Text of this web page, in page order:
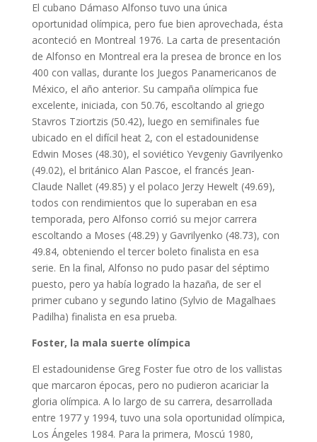
El cubano Dámaso Alfonso tuvo una única
oportunidad olímpica, pero fue bien aprovechada, ésta
aconteció en Montreal 1976. La carta de presentación
de Alfonso en Montreal era la presea de bronce en los
400 con vallas, durante los Juegos Panamericanos de
México, el año anterior. Su campaña olímpica fue
excelente, iniciada, con 50.76, escoltando al griego
Stavros Tziortzis (50.42), luego en semifinales fue
ubicado en el difícil heat 2, con el estadounidense
Edwin Moses (48.30), el soviético Yevgeniy Gavrilyenko
(49.02), el británico Alan Pascoe, el francés Jean-
Claude Nallet (49.85) y el polaco Jerzy Hewelt (49.69),
todos con rendimientos que lo superaban en esa
temporada, pero Alfonso corrió su mejor carrera
escoltando a Moses (48.29) y Gavrilyenko (48.73), con
49.84, obteniendo el tercer boleto finalista en esa
serie. En la final, Alfonso no pudo pasar del séptimo
puesto, pero ya había logrado la hazaña, de ser el
primer cubano y segundo latino (Sylvio de Magalhaes
Padilha) finalista en esa prueba.
Foster, la mala suerte olímpica
El estadounidense Greg Foster fue otro de los vallistas
que marcaron épocas, pero no pudieron acariciar la
gloria olímpica. A lo largo de su carrera, desarrollada
entre 1977 y 1994, tuvo una sola oportunidad olímpica,
Los Ángeles 1984. Para la primera, Moscú 1980,